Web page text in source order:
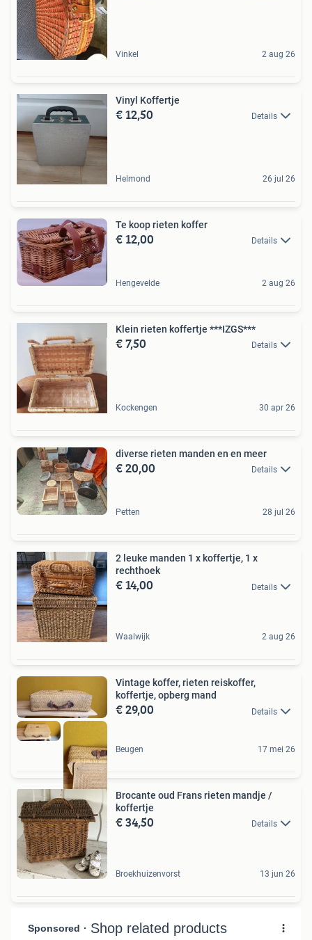
Vinkel 2 aug 26
Vinyl Koffertje
€ 12,50 Details
Helmond 26 jul 26
Te koop rieten koffer
€ 12,00 Details
Hengevelde 2 aug 26
Klein rieten koffertje ***IZGS***
€ 7,50 Details
Kockengen 30 apr 26
diverse rieten manden en en meer
€ 20,00 Details
Petten 28 jul 26
2 leuke manden 1 x koffertje, 1 x
rechthoek
€ 14,00 Details
Waalwijk 2 aug 26
Vintage koffer, rieten reiskoffer,
koffertje, opberg mand
€ 29,00 Details
Beugen 17 mei 26
Brocante oud Frans rieten mandje /
koffertje
€ 34,50 Details
Broekhuizenvorst 13 jun 26